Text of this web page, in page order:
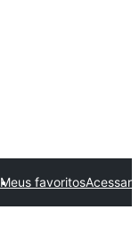
Meus favoritosAcessar